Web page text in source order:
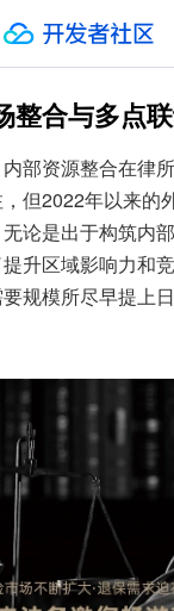
合与多点联
部资源整合在律
但2022年以来的
论是出于构筑内
升区域影响力和
规模所尽早提上日